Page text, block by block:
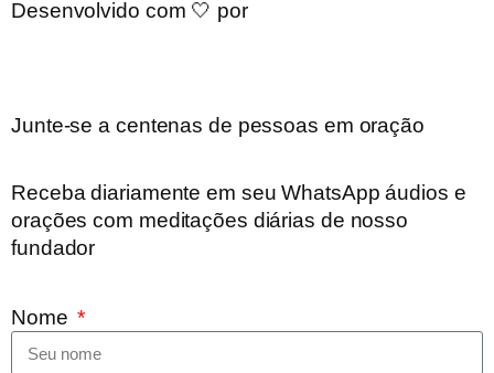
Desenvolvido com 🤍 por
Junte-se a centenas de pessoas em oração
Receba diariamente em seu WhatsApp áudios e
orações com meditações diárias de nosso
fundador
Nome